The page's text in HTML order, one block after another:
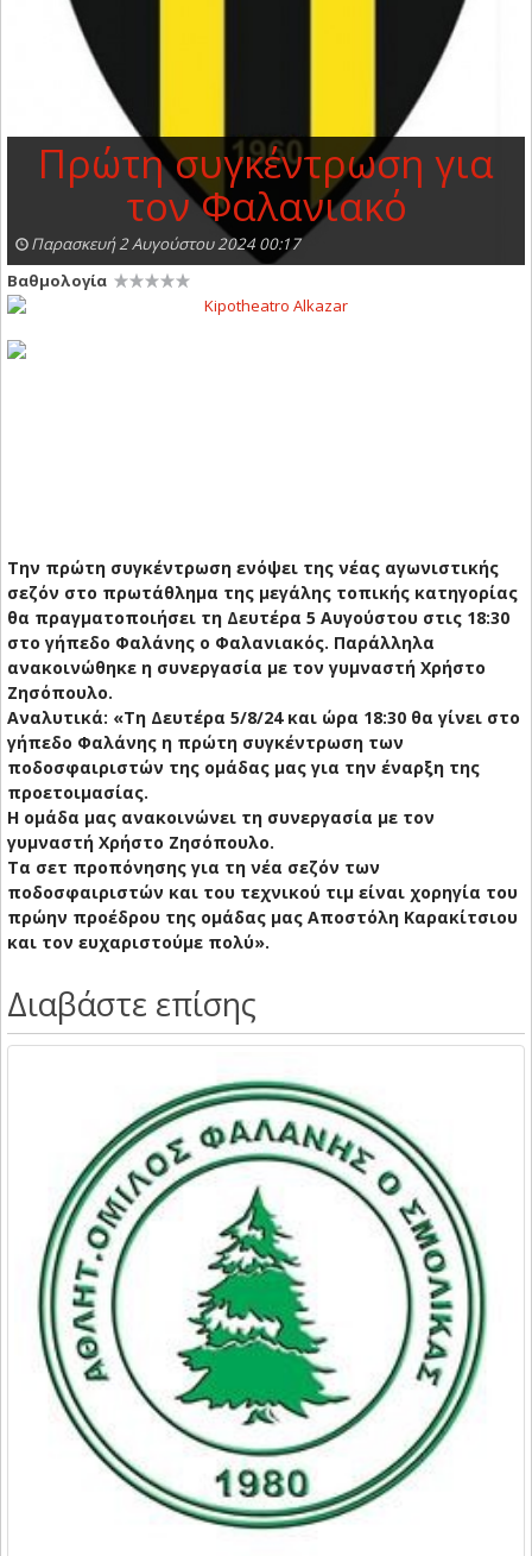
Πρώτη συγκέντρωση για
τον Φαλανιακό
Παρασκευή 2 Αυγούστου 2024 00:17
Βαθμολογία
Την πρώτη συγκέντρωση ενόψει της νέας αγωνιστικής
σεζόν στο πρωτάθλημα της μεγάλης τοπικής κατηγορίας
θα πραγματοποιήσει τη Δευτέρα 5 Αυγούστου στις 18:30
στο γήπεδο Φαλάνης ο Φαλανιακός. Παράλληλα
ανακοινώθηκε η συνεργασία με τον γυμναστή Χρήστο
Ζησόπουλο.
Αναλυτικά: «Τη Δευτέρα 5/8/24 και ώρα 18:30 θα γίνει στο
γήπεδο Φαλάνης η πρώτη συγκέντρωση των
ποδοσφαιριστών της ομάδας μας για την έναρξη της
προετοιμασίας.
Η ομάδα μας ανακοινώνει τη συνεργασία με τον
γυμναστή Χρήστο Ζησόπουλο.
Τα σετ προπόνησης για τη νέα σεζόν των
ποδοσφαιριστών και του τεχνικού τιμ είναι χορηγία του
πρώην προέδρου της ομάδας μας Αποστόλη Καρακίτσιου
και τον ευχαριστούμε πολύ».
Διαβάστε επίσης